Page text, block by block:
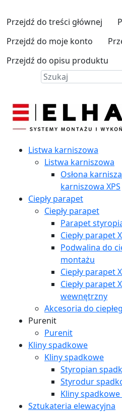
Przejdź do treści głównej
Przejdź do moje konto
Przejdź do opisu produktu
Listwa karniszowa
Listwa karniszowa
Osłona
karniszowa XPS
Ciepły parapet
Ciepły parapet
Parapet
Ciepły parapet
Podwalina do
montażu
Ciepły parapet
Ciepły parapet
wewnętrzny
Akcesoria do
Purenit
Purenit
Kliny spadkowe
Kliny spadkowe
Styropian
Styrodur
Kliny spadkowe
Sztukateria elewacyjna